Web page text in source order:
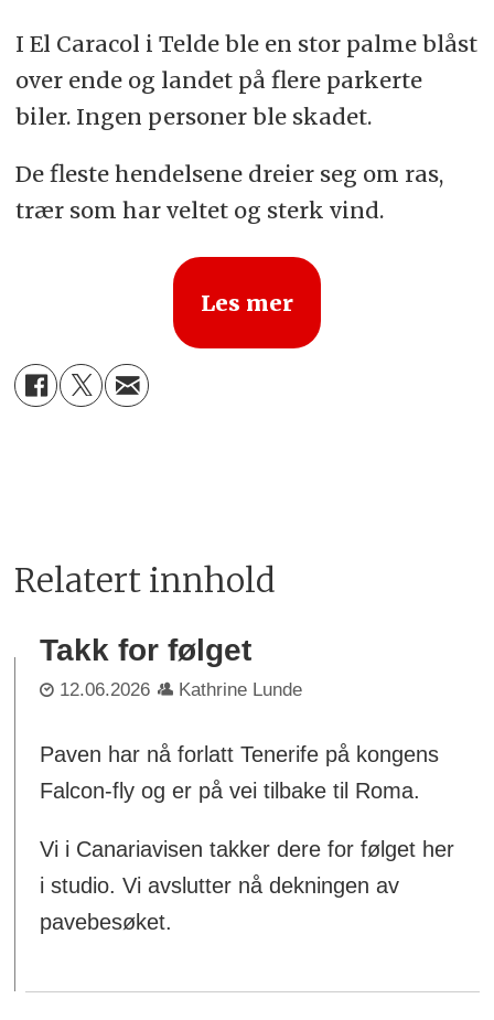
I El Caracol i Telde ble en stor palme blåst
over ende og landet på flere parkerte
biler. Ingen personer ble skadet.
De fleste hendelsene dreier seg om ras,
trær som har veltet og sterk vind.
Les mer
Relatert innhold
Takk for følget
12.06.2026 Kathrine Lunde
Paven har nå forlatt Tenerife på kongens
Falcon-fly og er på vei tilbake til Roma.
Vi i Canariavisen takker dere for følget her
i studio. Vi avslutter nå dekningen av
pavebesøket.